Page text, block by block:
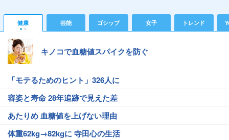
健康 芸能 ゴシップ 女子 トレンド
キノコで血糖値スパイクを防ぐ
「モテるためのヒント」326人に
容姿と寿命 28年追跡で見えた差
あたりめ 血糖値を上げない理由
体重62kg→82kgに 寺田心の生活